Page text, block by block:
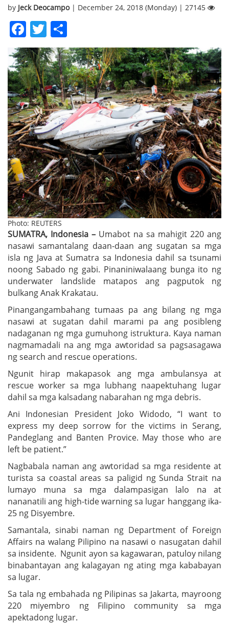
by Jeck Deocampo | December 24, 2018 (Monday) | 27145
Facebook
Twitter
Photo: REUTERS
SUMATRA, Indonesia – Umabot na sa mahigit 220 ang
nasawi samantalang daan-daan ang sugatan sa mga
isla ng Java at Sumatra sa Indonesia dahil sa tsunami
noong Sabado ng gabi. Pinaniniwalaang bunga ito ng
underwater landslide matapos ang pagputok ng
bulkang Anak Krakatau.
Pinangangambahang tumaas pa ang bilang ng mga
nasawi at sugatan dahil marami pa ang posibleng
nadaganan ng mga gumuhong istruktura. Kaya naman
nagmamadali na ang mga awtoridad sa pagsasagawa
ng search and rescue operations.
Ngunit hirap makapasok ang mga ambulansya at
rescue worker sa mga lubhang naapektuhang lugar
dahil sa mga kalsadang nabarahan ng mga debris.
Ani Indonesian President Joko Widodo, “I want to
express my deep sorrow for the victims in Serang,
Pandeglang and Banten Provice. May those who are
left be patient.”
Nagbabala naman ang awtoridad sa mga residente at
turista sa coastal areas sa paligid ng Sunda Strait na
lumayo muna sa mga dalampasigan lalo na at
nananatili ang high-tide warning sa lugar hanggang ika-
25 ng Disyembre.
Samantala, sinabi naman ng Department of Foreign
Affairs na walang Pilipino na nasawi o nasugatan dahil
sa insidente. Ngunit ayon sa kagawaran, patuloy nilang
binabantayan ang kalagayan ng ating mga kababayan
sa lugar.
Sa tala ng embahada ng Pilipinas sa Jakarta, mayroong
220 miyembro ng Filipino community sa mga
apektadong lugar.